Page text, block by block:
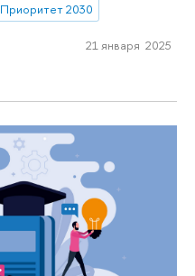
Приоритет 2030
21 января 2025